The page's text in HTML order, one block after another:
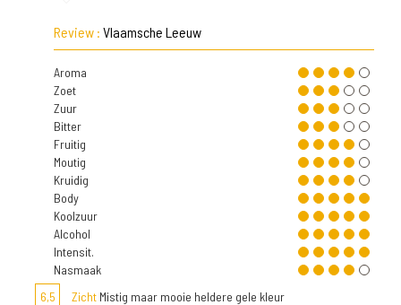
Review : Vlaamsche Leeuw
Aroma
Zoet
Zuur
Bitter
Fruitig
Moutig
Kruidig
Body
Koolzuur
Alcohol
Intensit.
Nasmaak
6,5
Zicht Mistig maar mooie heldere gele kleur